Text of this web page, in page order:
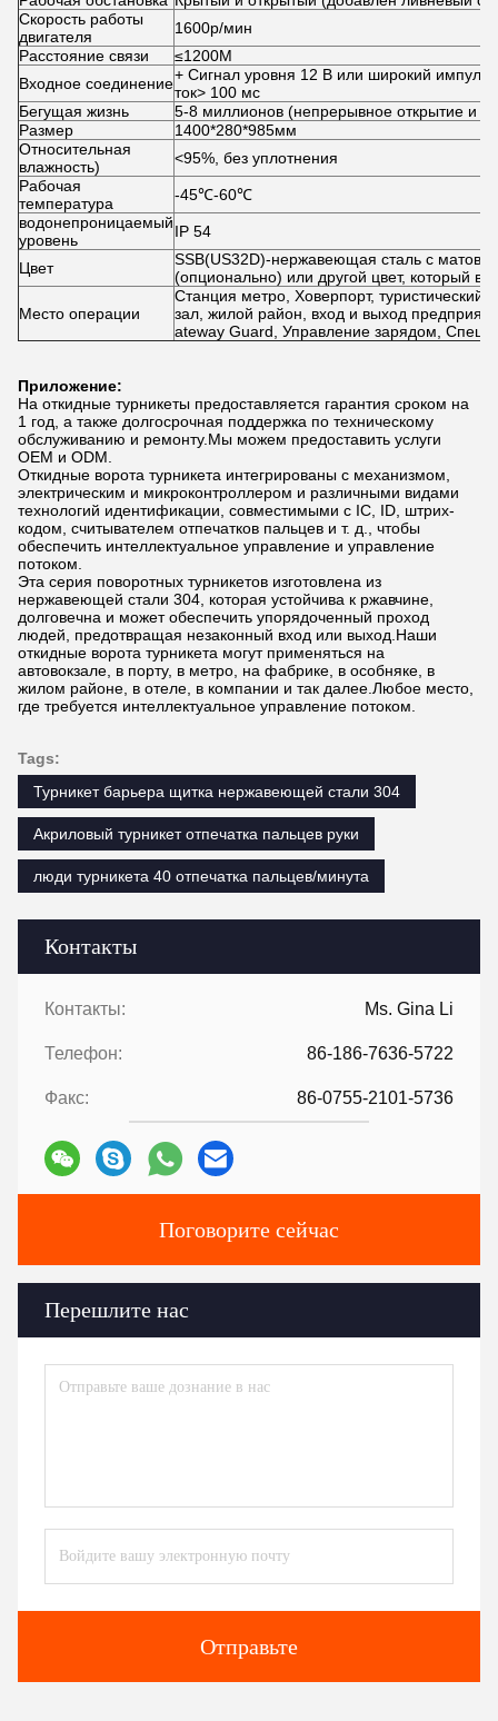
Контакты
Контакты: Ms. Gina Li
Телефон: 86-186-7636-5722
Факс: 86-0755-2101-5736
Поговорите сейчас
Перешлите нас
Отправьте
Скорость работы
двигателя
1600р/мин
Расстояние связи
≤1200М
Входное соединение+ Сигнал уровня 12 В или широкий
ток> 100 мс
Бегущая жизнь
5-8 миллионов (непрерывное открытие и
Размер
1400*280*985мм
Относительная
влажность)
<95%, без уплотнения
Рабочая
температура
-45℃-60℃
водонепроницаемый
уровень
IP 54
Цвет
SSB(US32D)-нержавеющая сталь с
(опционально) или другой цвет, который
Место операции
Станция метро, ​​Ховерпорт, туристический
зал, жилой район, вход и выход
ateway Guard, Управление зарядом,
Приложение:
На откидные турникеты предоставляется гарантия сроком на
1 год, а также долгосрочная поддержка по техническому
обслуживанию и ремонту.Мы можем предоставить услуги
OEM и ODM.
Откидные ворота турникета интегрированы с механизмом,
электрическим и микроконтроллером и различными видами
технологий идентификации, совместимыми с IC, ID, штрих-
кодом, считывателем отпечатков пальцев и т. д., чтобы
обеспечить интеллектуальное управление и управление
потоком.
Эта серия поворотных турникетов изготовлена ​​из
нержавеющей стали 304, которая устойчива к ржавчине,
долговечна и может обеспечить упорядоченный проход
людей, предотвращая незаконный вход или выход.Наши
откидные ворота турникета могут применяться на
автовокзале, в порту, в метро, ​​на фабрике, в особняке, в
жилом районе, в отеле, в компании и так далее.Любое место,
где требуется интеллектуальное управление потоком.
Tags:
Турникет барьера щитка нержавеющей стали 304
Акриловый турникет отпечатка пальцев руки
люди турникета 40 отпечатка пальцев/минута